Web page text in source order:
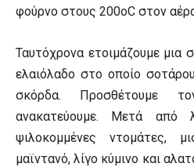
φούρνο στους 200οC στον
Ταυτόχρονα ετοιμάζουμε μια
ελαιόλαδο στο οποίο
σκόρδα. Προσθέτουμε
ανακατεύουμε. Μετά από
ψιλοκομμένες ντομάτες,
μαϊντανό, λίγο κύμινο και